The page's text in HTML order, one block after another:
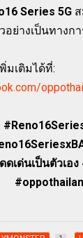
Series 5G
ย่างเป็นทางก
มเติมได้ที่:
oppothai
ดเด่นเป็นตัวเอ